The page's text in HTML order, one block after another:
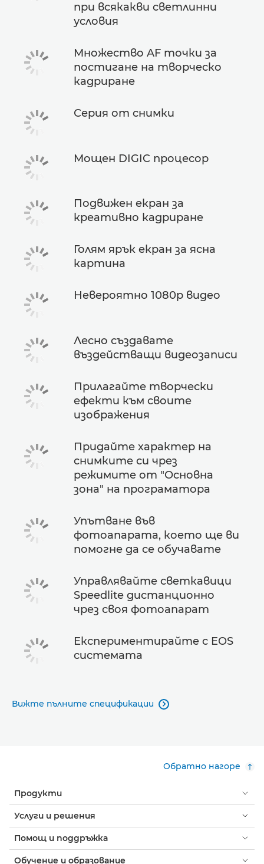
при всякакви светлинни
условия
Множество AF точки за
постигане на творческо
кадриране
Серия от снимки
Мощен DIGIC процесор
Подвижен екран за
креативно кадриране
Голям ярък екран за ясна
картина
Невероятно 1080p видео
Лесно създавате
въздействащи видеозаписи
Прилагайте творчески
ефекти към своите
изображения
Придайте характер на
снимките си чрез
режимите от "Основна
зона" на програматора
Упътване във
фотоапарата, което ще ви
помогне да се обучавате
Управлявайте светкавици
Speedlite дистанционно
чрез своя фотоапарат
Експериментирайте с EOS
системата
Вижте пълните спецификации 
Обратно нагоре
Продукти
Услуги и решения
Помощ и поддръжка
Обучение и образование